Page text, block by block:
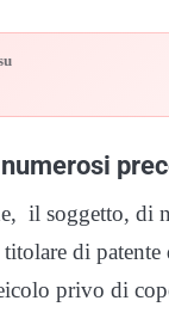
il soggetto, di
di patente
privo di